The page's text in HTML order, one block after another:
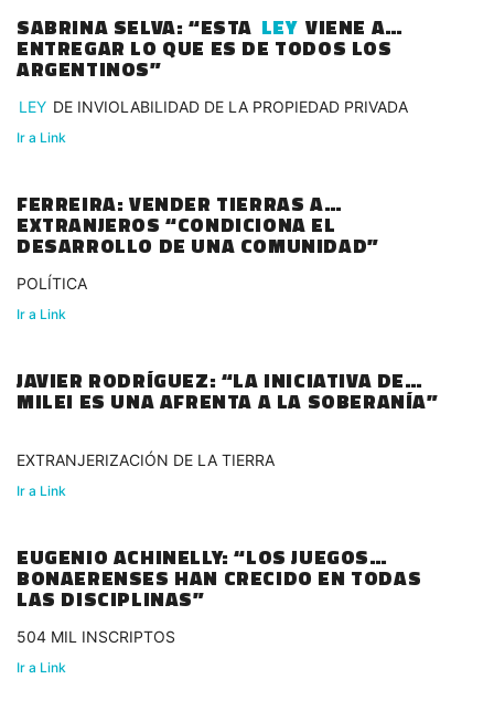
SABRINA SELVA: “ESTA LEY VIENE A
ENTREGAR LO QUE ES DE TODOS LOS
ARGENTINOS”
LEY DE INVIOLABILIDAD DE LA PROPIEDAD PRIVADA
Ir a Link
FERREIRA: VENDER TIERRAS A
EXTRANJEROS “CONDICIONA EL
DESARROLLO DE UNA COMUNIDAD”
POLÍTICA
Ir a Link
JAVIER RODRÍGUEZ: “LA INICIATIVA DE
MILEI ES UNA AFRENTA A LA SOBERANÍA”
EXTRANJERIZACIÓN DE LA TIERRA
Ir a Link
EUGENIO ACHINELLY: “LOS JUEGOS
BONAERENSES HAN CRECIDO EN TODAS
LAS DISCIPLINAS”
504 MIL INSCRIPTOS
Ir a Link